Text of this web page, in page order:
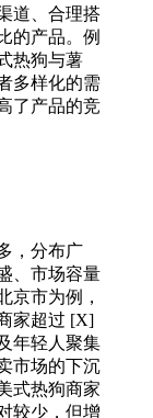
道、合理搭
的产品。例
热狗与薯
多样化的需
了产品的竞
，分布广
、市场容量
京市为例，
家超过 [X]
年轻人聚集
市场的下沉
式热狗商家
较少，但增